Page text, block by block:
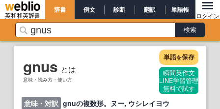
英和和英辞書
辞書 例文 診断 翻訳 単語帳
ログイン
gnus とは
意味・読み方・使い方
単語を保存
瞬間英作文
LINE学習管理
無料で試す
意味・対訳 gnuの複数形。ヌー, ウシレイヨウ